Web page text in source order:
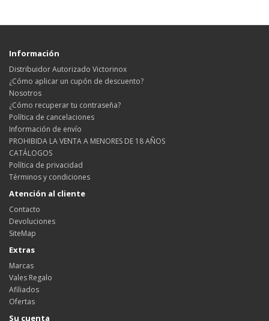
Información
Distribuidor Autorizado Victorinox
¿Cómo aplicar un cupón de descuento?
Nosotros
¿Cómo recuperar tu contraseña?
Política de cancelaciones
Información de envío
PROHIBIDA LA VENTA A MENORES DE 18 AÑOS
CATÁLOGOS
Política de privacidad
Términos y condiciones
Atención al cliente
Contacto
Devoluciones
SiteMap
Extras
Marcas
Vales Regalo
Afiliados
Ofertas
Su cuenta